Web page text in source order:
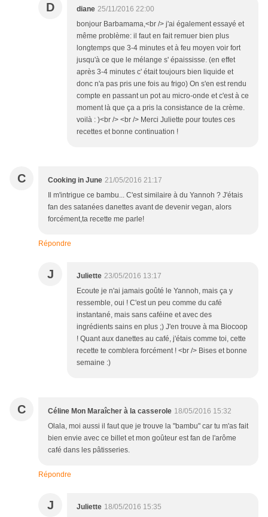
D diane 25/11/2016 22:00
bonjour Barbamama,<br /> j'ai également essayé et
même problème: il faut en fait remuer bien plus
longtemps que 3-4 minutes et à feu moyen voir fort
jusqu'à ce que le mélange s' épaississe. (en effet
après 3-4 minutes c' était toujours bien liquide et
donc n'a pas pris une fois au frigo) On s'en est rendu
compte en passant un pot au micro-onde et c'est à ce
moment là que ça a pris la consistance de la crème.
voilà : )<br /> <br /> Merci Juliette pour toutes ces
recettes et bonne continuation !
C Cooking in June 21/05/2016 21:17
Il m'intrigue ce bambu... C'est similaire à du Yannoh ? J'étais
fan des satanées danettes avant de devenir vegan, alors
forcément,ta recette me parle!
Répondre
J Juliette 23/05/2016 13:17
Ecoute je n'ai jamais goûté le Yannoh, mais ça y
ressemble, oui ! C'est un peu comme du café
instantané, mais sans caféine et avec des
ingrédients sains en plus ;) J'en trouve à ma Biocoop
! Quant aux danettes au café, j'étais comme toi, cette
recette te comblera forcément ! <br /> Bises et bonne
semaine :)
C Céline Mon Maraîcher à la casserole 18/05/2016 15:32
Olala, moi aussi il faut que je trouve la "bambu" car tu m'as fait
bien envie avec ce billet et mon goûteur est fan de l'arôme
café dans les pâtisseries.
Répondre
J Juliette 18/05/2016 15:35